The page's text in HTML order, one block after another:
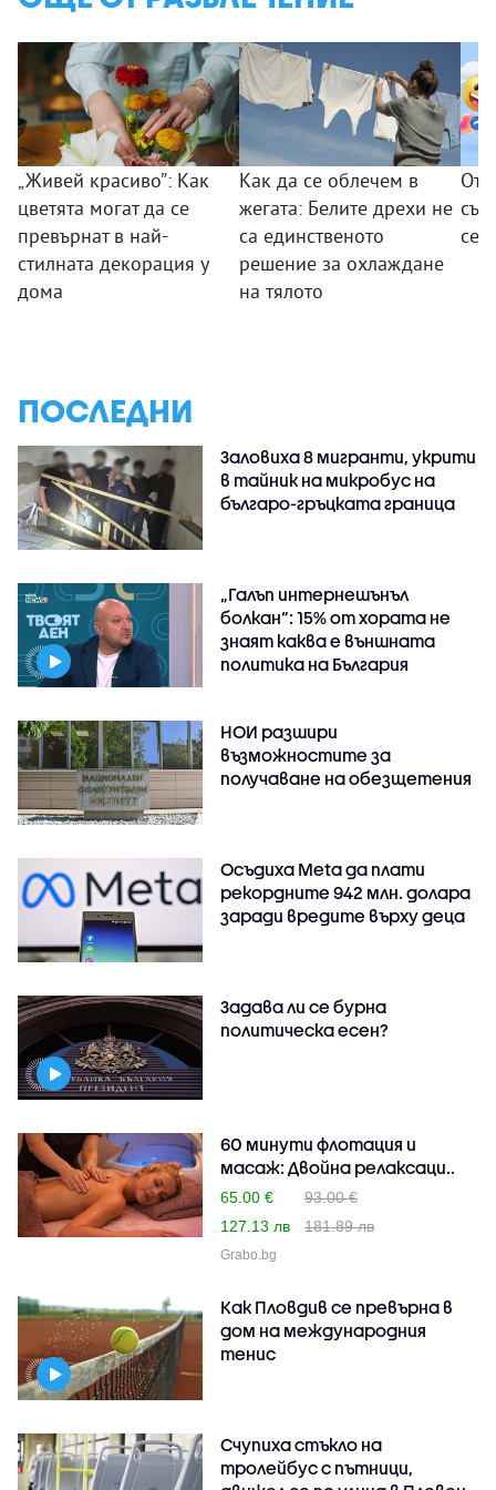
„Живей красиво”: Как
цветята могат да се
превърнат в най-
стилната декорация у
дома
Как да се облечем в
жегата: Белите дрехи не
са единственото
решение за охлаждане
на тялото
От
се
ПОСЛЕДНИ
Заловиха 8 мигранти, укрити
в тайник на микробус на
българо-гръцката граница
„Галъп интернешънъл
болкан“: 15% от хората не
знаят каква е външната
политика на България
НОИ разшири
възможностите за
получаване на обезщетения
Осъдиха Meta да плати
рекордните 942 млн. долара
заради вредите върху деца
Задава ли се бурна
политическа есен?
60 минути флотация и
масаж: Двойна релаксаци..
65.00 €
93.00 €
127.13 лв
181.89 лв
Grabo.bg
Как Пловдив се превърна в
дом на международния
тенис
Счупиха стъкло на
тролейбус с пътници,